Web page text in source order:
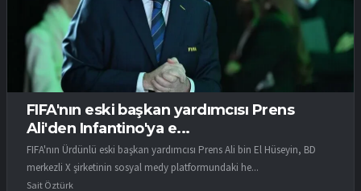
FIFA'nın eski başkan yardımcısı Prens
Ali'den Infantino'ya e...
FIFA'nın Ürdünlü eski başkan yardımcısı Prens Ali bin El Hüseyin, BD
merkezli X şirketinin sosyal medy platformundaki he...
Sait Öztürk